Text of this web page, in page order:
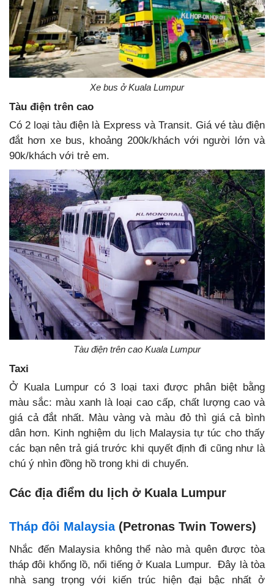
Xe bus ở Kuala Lumpur
Tàu điện trên cao
Có 2 loại tàu điện là Express và Transit. Giá vé tàu điện
đắt hơn xe bus, khoảng 200k/khách với người lớn và
90k/khách với trẻ em.
Tàu điện trên cao Kuala Lumpur
Taxi
Ở Kuala Lumpur có 3 loại taxi được phân biệt bằng
màu sắc: màu xanh là loại cao cấp, chất lượng cao và
giá cả đắt nhất. Màu vàng và màu đỏ thì giá cả bình
dân hơn. Kinh nghiệm du lịch Malaysia tự túc cho thấy
các bạn nên trả giá trước khi quyết định đi cũng như là
chú ý nhìn đồng hồ trong khi di chuyển.
Các địa điểm du lịch ở Kuala Lumpur
Tháp đôi Malaysia(Petronas Twin Towers)
Nhắc đến Malaysia không thể nào mà quên được tòa
tháp đôi khổng lồ, nổi tiếng ở Kuala Lumpur. Đây là tòa
nhà sang trọng với kiến trúc hiện đại bậc nhất ở